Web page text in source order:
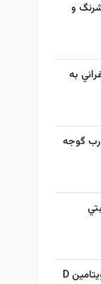
و
به
گوجه
میزان صحیح مصرف دوز ویتامین D